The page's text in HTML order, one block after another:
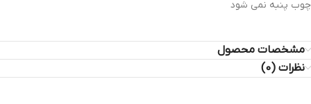
چوب پنبه نمی شود
مشخصات محصول
نظرات (0)